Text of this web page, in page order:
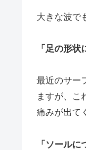
大きな波で
「足の形状
最近のサー
ますが、こ
痛みが出て
「ソールに